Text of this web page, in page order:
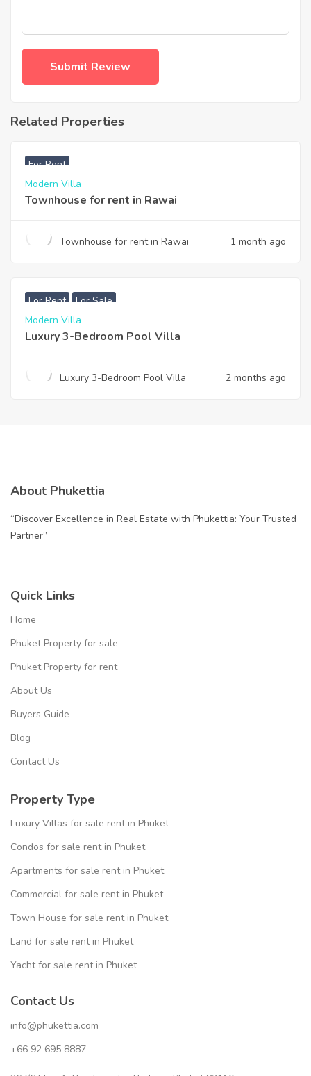
Related Properties
For Rent
Modern Villa
Townhouse for rent in Rawai
Townhouse for rent in Rawai 1 month ago
For Rent For Sale
Modern Villa
Luxury 3-Bedroom Pool Villa
Luxury 3-Bedroom Pool Villa 2 months ago
About Phukettia
“Discover Excellence in Real Estate with Phukettia: Your Trusted
Partner”
Quick Links
Home
Phuket Property for sale
Phuket Property for rent
About Us
Buyers Guide
Blog
Contact Us
Property Type
Luxury Villas for sale rent in Phuket
Condos for sale rent in Phuket
Apartments for sale rent in Phuket
Commercial for sale rent in Phuket
Town House for sale rent in Phuket
Land for sale rent in Phuket
Yacht for sale rent in Phuket
Contact Us
info@phukettia.com
+66 92 695 8887